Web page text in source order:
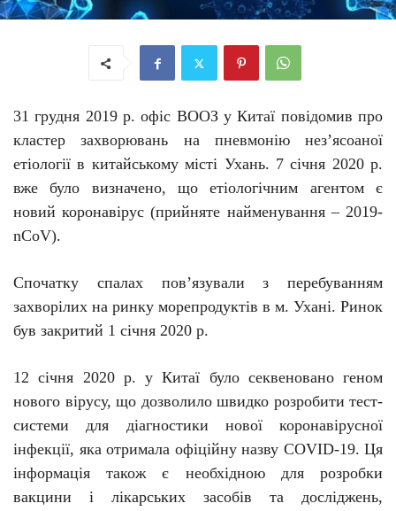
31 грудня 2019 р. офіс ВООЗ у Китаї повідомив про
кластер захворювань на пневмонію нез’ясоаної
етіології в китайському місті Ухань. 7 січня 2020 р.
вже було визначено, що етіологічним агентом є
новий коронавірус (прийняте найменування – 2019-
nCoV).
Спочатку спалах пов’язували з перебуванням
захворілих на ринку морепродуктів в м. Ухані. Ринок
був закритий 1 січня 2020 р.
12 січня 2020 р. уКитаї було секвеновано геном
нового вірусу, що дозволило швидко розробити тест-
системидля діагностики нової коронавірусної
інфекції, яка отримала офіційну назву COVID-19. Ця
інформація також є необхідною для розробки
вакцини і лікарських засобів та досліджень,